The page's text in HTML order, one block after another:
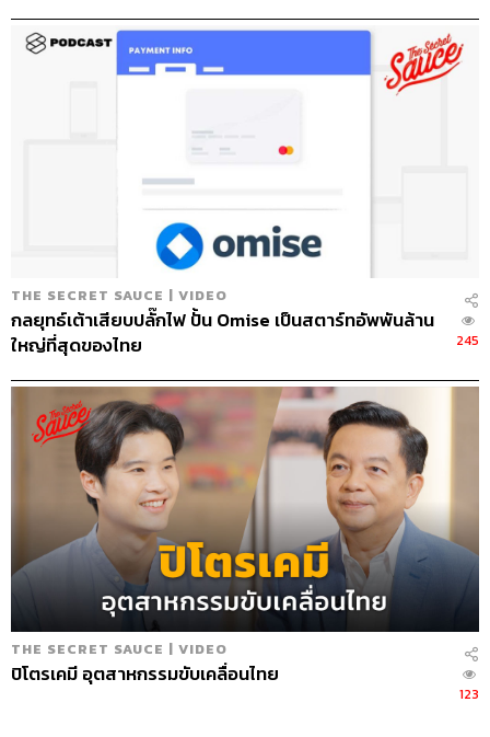
THE SECRET SAUCE | VIDEO
กลยุทธ์เต้าเสียบปลั๊กไฟ ปั้น Omise เป็นสตาร์ทอัพพันล้าน
ใหญ่ที่สุดของไทย
245
THE SECRET SAUCE | VIDEO
ปิโตรเคมี อุตสาหกรรมขับเคลื่อนไทย
123